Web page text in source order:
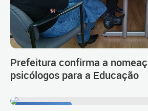
Prefeitura confirma a
psicólogos para a Educação